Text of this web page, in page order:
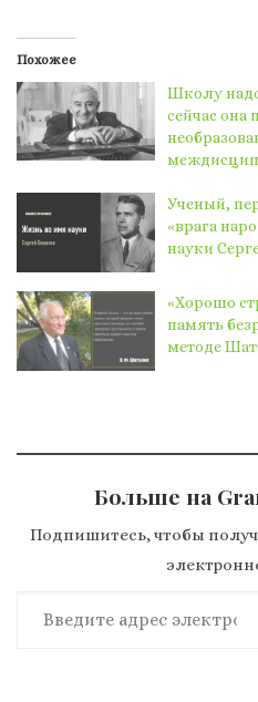
Похожее
Школу
сейчас
Ученый,
«врага
науки
«Хорошо
память
методе
Больше на
Подпишитесь, чтобы
Введите адрес